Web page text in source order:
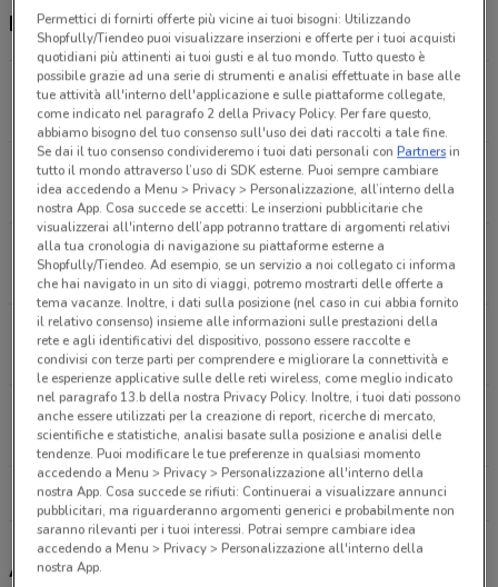
Negozi Amico Shop nelle vicinanze
VIA TRIONFALE, 7225 Roma
1.5 km
VIA R.R. PEREIRA, 175 Roma
2.3 km
VIA TRIONFALE, 8317 Roma
2.4 km
VIA LEONE IV 43 Roma
2.8 km
VIA BALDO DEGLI UBALDI 272 Roma
3.8 km
Tutti i negozi Amico Shop
Altri volantini nelle vicinanze
Permettici di fornirti offerte più vicine ai tuoi bisogni: Utilizzando
Shopfully/Tiendeo puoi visualizzare inserzioni e offerte per i tuoi acquisti
quotidiani più attinenti ai tuoi gusti e al tuo mondo. Tutto questo è
possibile grazie ad una serie di strumenti e analisi effettuate in base alle
tue attività all'interno dell'applicazione e sulle piattaforme collegate,
come indicato nel paragrafo 2 della Privacy Policy. Per fare questo,
abbiamo bisogno del tuo consenso sull'uso dei dati raccolti a tale fine.
Se dai il tuo consenso condivideremo i tuoi dati personali conPartnersin
tutto il mondo attraverso l’uso di SDK esterne. Puoi sempre cambiare
idea accedendo a Menu > Privacy > Personalizzazione, all’interno della
nostra App. Cosa succede se accetti: Le inserzioni pubblicitarie che
visualizzerai all'interno dell’app potranno trattare di argomenti relativi
alla tua cronologia di navigazione su piattaforme esterne a
Shopfully/Tiendeo. Ad esempio, se un servizio a noi collegato ci informa
che hai navigato in un sito di viaggi, potremo mostrarti delle offerte a
tema vacanze. Inoltre, i dati sulla posizione (nel caso in cui abbia fornito
il relativo consenso) insieme alle informazioni sulle prestazioni della
rete e agli identificativi del dispositivo, possono essere raccolte e
condivisi con terze parti per comprendere e migliorare la connettività e
le esperienze applicative sulle delle reti wireless, come meglio indicato
nel paragrafo 13.b della nostra Privacy Policy. Inoltre, i tuoi dati possono
anche essere utilizzati per la creazione di report, ricerche di mercato,
scientifiche e statistiche, analisi basate sulla posizione e analisi delle
tendenze. Puoi modificare le tue preferenze in qualsiasi momento
accedendo a Menu > Privacy > Personalizzazione all'interno della
nostra App. Cosa succede se rifiuti: Continuerai a visualizzare annunci
pubblicitari, ma riguarderanno argomenti generici e probabilmente non
saranno rilevanti per i tuoi interessi. Potrai sempre cambiare idea
accedendo a Menu > Privacy > Personalizzazione all'interno della
nostra App.